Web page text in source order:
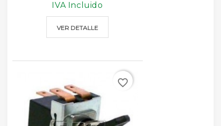
IVA Incluido
VER DETALLE
favorite_border